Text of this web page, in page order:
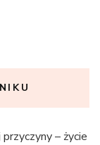
– życie